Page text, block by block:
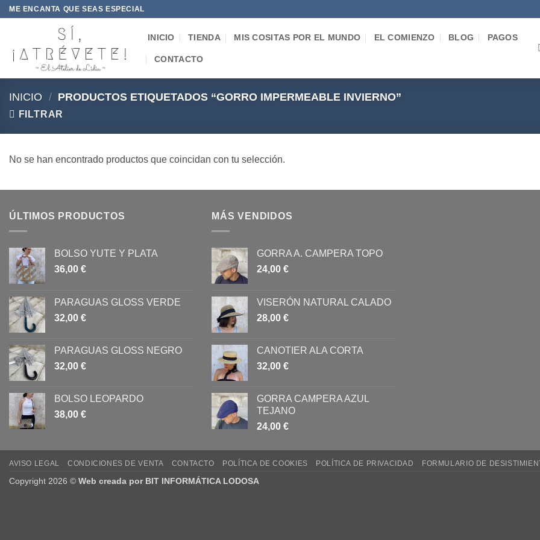
Saltar
ME ENCANTA QUE SEAS ESPECIAL
INICIO TIENDA MIS COSITAS POR EL MUNDO EL COMIENZO BLOG PAGOS
CONTACTO
INICIO / PRODUCTOS ETIQUETADOS “GORRO IMPERMEABLE INVIERNO”
FILTRAR
No se han encontrado productos que coincidan con tu selección.
ÚLTIMOS PRODUCTOS
BOLSO YUTE Y PLATA
36,00 €
PARAGUAS GLOSS VERDE
32,00 €
PARAGUAS GLOSS NEGRO
32,00 €
BOLSO LEOPARDO
38,00 €
MÁS VENDIDOS
GORRA A. CAMPERA TOPO
24,00 €
VISERÓN NATURAL CALADO
28,00 €
CANOTIER ALA CORTA
32,00 €
GORRA CAMPERA AZUL
TEJANO
24,00 €
AVISO LEGAL CONDICIONES DE VENTA CONTACTO POLÍTICA DE COOKIES POLÍTICA DE PRIVACIDAD FORMULARIO DE
Copyright 2026 © Web creada por BIT INFORMÁTICA LODOSA